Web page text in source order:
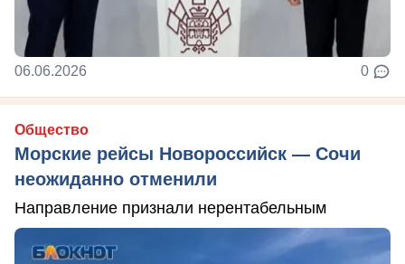
06.06.2026 0
Общество
Морские рейсы Новороссийск — Сочи
неожиданно отменили
Направление признали нерентабельным